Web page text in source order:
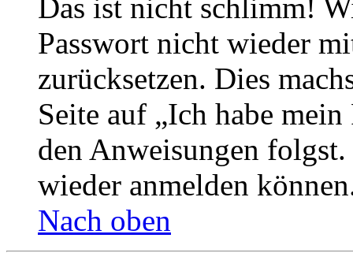
Das ist nicht schlimm!
Passwort nicht wieder
zurücksetzen. Dies
Seite auf „Ich habe
den Anweisungen
wieder anmelden
Nach oben